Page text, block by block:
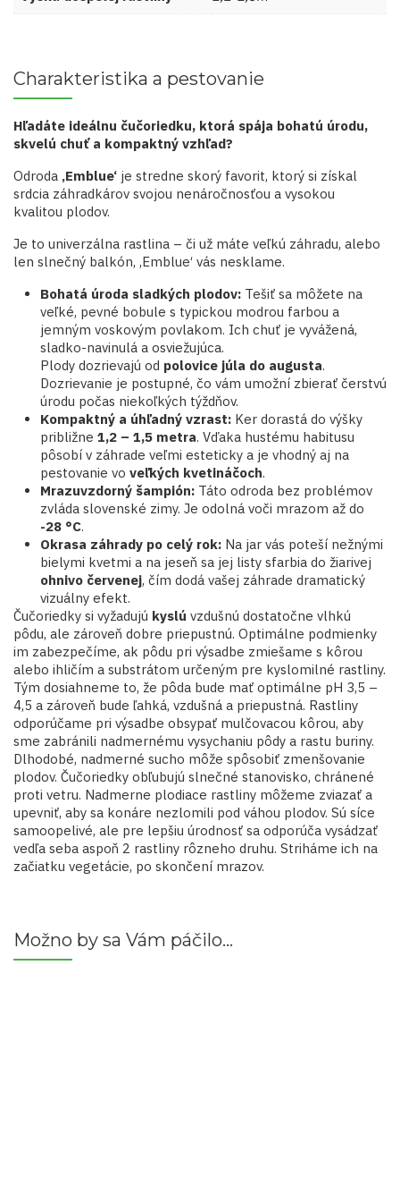
Charakteristika a pestovanie
Hľadáte ideálnu čučoriedku, ktorá spája bohatú úrodu,
skvelú chuť a kompaktný vzhľad?
Odroda ‚Emblue‘ je stredne skorý favorit, ktorý si získal
srdcia záhradkárov svojou nenáročnosťou a vysokou
kvalitou plodov.
Je to univerzálna rastlina – či už máte veľkú záhradu, alebo
len slnečný balkón, ‚Emblue‘ vás nesklame.
Bohatá úroda sladkých plodov: Tešiť sa môžete na
veľké, pevné bobule s typickou modrou farbou a
jemným voskovým povlakom. Ich chuť je vyvážená,
sladko-navinulá a osviežujúca.
Plody dozrievajú od polovice júla do augusta.
Dozrievanie je postupné, čo vám umožní zbierať čerstvú
úrodu počas niekoľkých týždňov.
Kompaktný a úhľadný vzrast: Ker dorastá do výšky
približne 1,2 – 1,5 metra. Vďaka hustému habitusu
pôsobí v záhrade veľmi esteticky a je vhodný aj na
pestovanie vo veľkých kvetináčoch.
Mrazuvzdorný šampión: Táto odroda bez problémov
zvláda slovenské zimy. Je odolná voči mrazom až do
-28 °C.
Okrasa záhrady po celý rok: Na jar vás poteší nežnými
bielymi kvetmi a na jeseň sa jej listy sfarbia do žiarivej
ohnivo červenej, čím dodá vašej záhrade dramatický
vizuálny efekt.
Čučoriedky si vyžadujú kyslú vzdušnú dostatočne vlhkú
pôdu, ale zároveň dobre priepustnú. Optimálne podmienky
im zabezpečíme, ak pôdu pri výsadbe zmiešame s kôrou
alebo ihličím a substrátom určeným pre kyslomilné rastliny.
Tým dosiahneme to, že pôda bude mať optimálne pH 3,5 –
4,5 a zároveň bude ľahká, vzdušná a priepustná. Rastliny
odporúčame pri výsadbe obsypať mulčovacou kôrou, aby
sme zabránili nadmernému vysychaniu pôdy a rastu buriny.
Dlhodobé, nadmerné sucho môže spôsobiť zmenšovanie
plodov. Čučoriedky obľubujú slnečné stanovisko, chránené
proti vetru. Nadmerne plodiace rastliny môžeme zviazať a
upevniť, aby sa konáre nezlomili pod váhou plodov. Sú síce
samoopelivé, ale pre lepšiu úrodnosť sa odporúča vysádzať
vedľa seba aspoň 2 rastliny rôzneho druhu. Striháme ich na
začiatku vegetácie, po skončení mrazov.
Možno by sa Vám páčilo…